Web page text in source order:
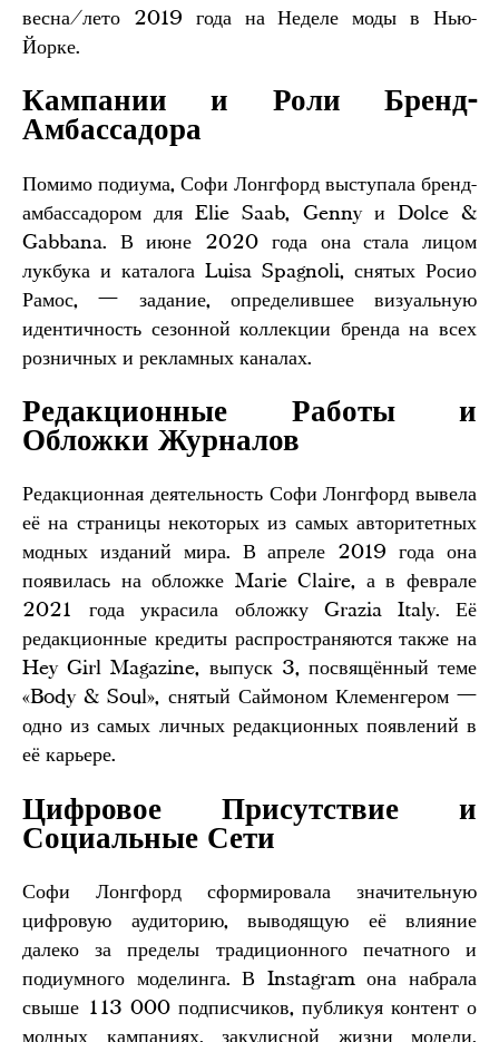
весна/лето 2019 года на Неделе моды в Нью-
Йорке.
Кампании и Роли Бренд-
Амбассадора
Помимо подиума, Софи Лонгфорд выступала бренд-
амбассадором для Elie Saab, Genny и Dolce &
Gabbana. В июне 2020 года она стала лицом
лукбука и каталога Luisa Spagnoli, снятых Росио
Рамос, — задание, определившее визуальную
идентичность сезонной коллекции бренда на всех
розничных и рекламных каналах.
Редакционные Работы и
Обложки Журналов
Редакционная деятельность Софи Лонгфорд вывела
её на страницы некоторых из самых авторитетных
модных изданий мира. В апреле 2019 года она
появилась на обложке Marie Claire, а в феврале
2021 года украсила обложку Grazia Italy. Её
редакционные кредиты распространяются также на
Hey Girl Magazine, выпуск 3, посвящённый теме
«Body & Soul», снятый Саймоном Клеменгером —
одно из самых личных редакционных появлений в
её карьере.
Цифровое Присутствие и
Социальные Сети
Софи Лонгфорд сформировала значительную
цифровую аудиторию, выводящую её влияние
далеко за пределы традиционного печатного и
подиумного моделинга. В Instagram она набрала
свыше 113 000 подписчиков, публикуя контент о
модных кампаниях, закулисной жизни модели,